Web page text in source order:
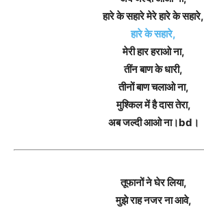
हारे के सहारे मेरे हारे के सहारे,
हारे के सहारे,
मेरी हार हराओ ना,
तींन बाण के धारी,
तीनों बाण चलाओ ना,
मुश्किल में है दास तेरा,
अब जल्दी आओ ना।bd।
तूफानों ने घेर लिया,
मुझे राह नजर ना आवे,